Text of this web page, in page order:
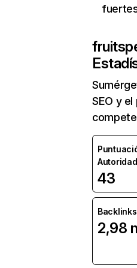
SEO y
Autoridad
43
Backlinks
2,98